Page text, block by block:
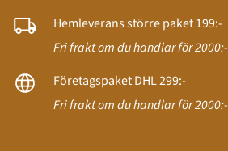
Hemleverans större paket 199:-
Fri frakt om du handlar för 2000:-
Företagspaket DHL 299:-
Fri frakt om du handlar för 2000:-